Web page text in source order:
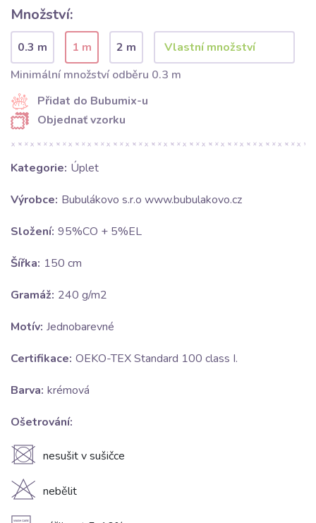
Množství:
0.3 m 1 m
2 m
Minimální množství odběru 0.3 m
Přidat do Bubumix-u
Objednať vzorku
Kategorie: Úplet
Výrobce: Bubulákovo s.r.o www.bubulakovo.cz
Složení: 95%CO + 5%EL
Šířka: 150 cm
Gramáž: 240 g/m2
Motív: Jednobarevné
Certifikace: OEKO-TEX Standard 100 class I.
Barva: krémová
Ošetrování:
U nesušit v sušičce
H nebělit